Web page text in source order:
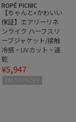
ROPÉ PICNIC
【ちゃんと+かわいい
保証】エアリーリネ
ンライク ハーフスリ
ーブジャケット/接触
冷感・UVカット・速
乾
¥5,947
2BUY10%OFF